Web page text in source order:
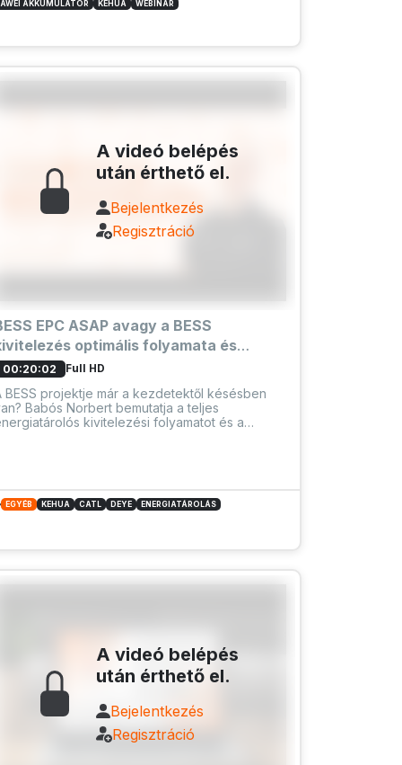
AKKUMULÁTOR
KEHUA WEBINAR
A videó belépés
után érthető el.
Bejelentkezés
Regisztráció
EPC ASAP avagy a BESS
optimális folyamata és
| SOLARKIT partnernap
00:20:02 Full HD
BESS projektje már a kezdetektől késésben
Babós Norbert bemutatja a teljes
kivitelezési folyamatot és a
EGYÉB KEHUA CATL DEYE ENERGIATÁROLÁS
A videó belépés
után érthető el.
Bejelentkezés
Regisztráció